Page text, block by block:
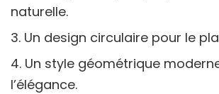
naturelle.
Un design circulaire pour le
Un style géométrique
l’élégance.